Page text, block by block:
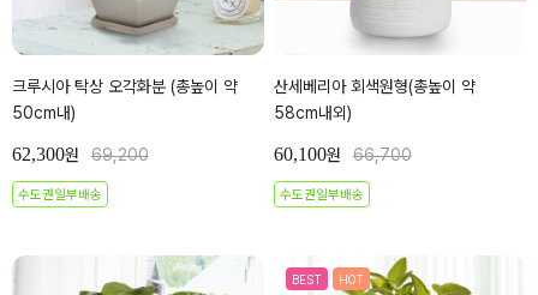
크루시아 탁상 오각화분 (총높이 약
50cm내)
62,300원 69,200
수도권일부배송
산세베리아 회색원형(총높이 약
58cm내외)
60,100원 66,700
수도권일부배송
BEST HOT